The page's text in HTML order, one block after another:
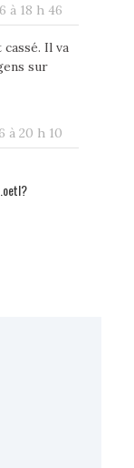
à 18 h 46
Il va
sur
à 20 h 10